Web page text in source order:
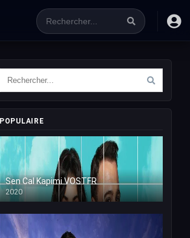
POPULAIRE
Sen Cal Kapimi VOSTFR
2020